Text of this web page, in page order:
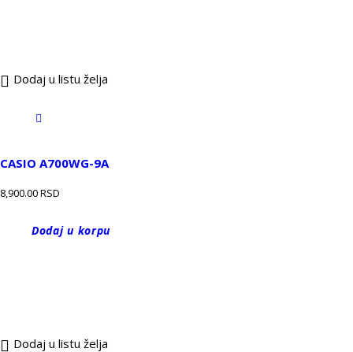
Dodaj u listu želja
CASIO A700WG-9A
8,900.00RSD
Dodaj u korpu
Dodaj u listu želja